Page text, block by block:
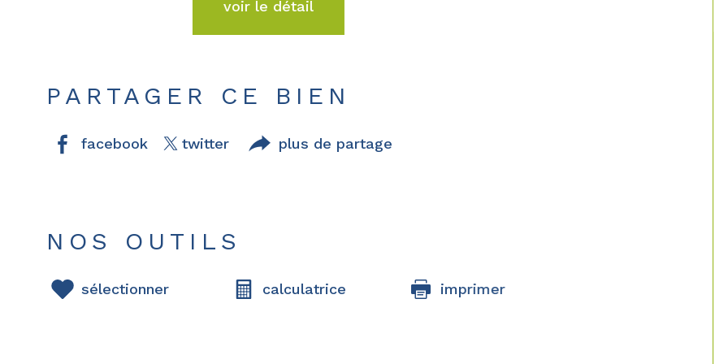
voir le détail
PARTAGER CE BIEN
facebook twitter plus de partage
NOS OUTILS
sélectionner calculatrice imprimer